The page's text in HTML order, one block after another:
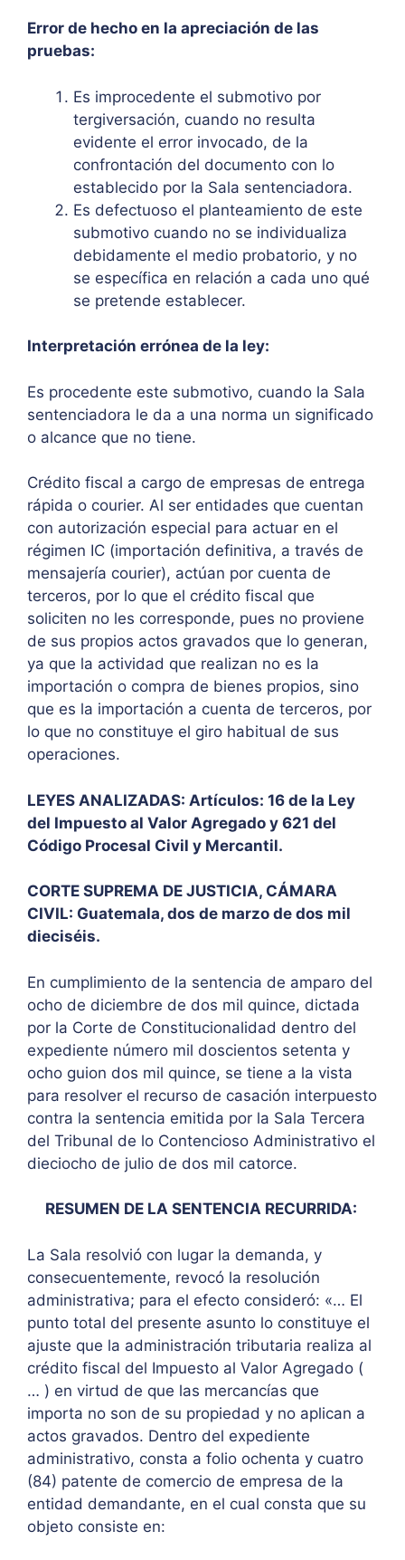
Error de hecho en la apreciación de las
pruebas:
Es improcedente el submotivo por
tergiversación, cuando no resulta
evidente el error invocado, de la
confrontación del documento con lo
establecido por la Sala sentenciadora.
Es defectuoso el planteamiento de este
submotivo cuando no se individualiza
debidamente el medio probatorio, y no
se específica en relación a cada uno qué
se pretende establecer.
Interpretación errónea de la ley:
Es procedente este submotivo, cuando la Sala
sentenciadora le da a una norma un significado
o alcance que no tiene.
Crédito fiscal a cargo de empresas de entrega
rápida o courier. Al ser entidades que cuentan
con autorización especial para actuar en el
régimen IC (importación definitiva, a través de
mensajería courier), actúan por cuenta de
terceros, por lo que el crédito fiscal que
soliciten no les corresponde, pues no proviene
de sus propios actos gravados que lo generan,
ya que la actividad que realizan no es la
importación o compra de bienes propios, sino
que es la importación a cuenta de terceros, por
lo que no constituye el giro habitual de sus
operaciones.
LEYES ANALIZADAS: Artículos: 16 de la Ley
del Impuesto al Valor Agregado y 621 del
Código Procesal Civil y Mercantil.
CORTE SUPREMA DE JUSTICIA, CÁMARA
CIVIL: Guatemala, dos de marzo de dos mil
dieciséis.
En cumplimiento de la sentencia de amparo del
ocho de diciembre de dos mil quince, dictada
por la Corte de Constitucionalidad dentro del
expediente número mil doscientos setenta y
ocho guion dos mil quince, se tiene a la vista
para resolver el recurso de casación interpuesto
contra la sentencia emitida por la Sala Tercera
del Tribunal de lo Contencioso Administrativo el
dieciocho de julio de dos mil catorce.
RESUMEN DE LA SENTENCIA RECURRIDA:
La Sala resolvió con lugar la demanda, y
consecuentemente, revocó la resolución
administrativa; para el efecto consideró: «… El
punto total del presente asunto lo constituye el
ajuste que la administración tributaria realiza al
crédito fiscal del Impuesto al Valor Agregado (
… ) en virtud de que las mercancías que
importa no son de su propiedad y no aplican a
actos gravados. Dentro del expediente
administrativo, consta a folio ochenta y cuatro
(84) patente de comercio de empresa de la
entidad demandante, en el cual consta que su
objeto consiste en: